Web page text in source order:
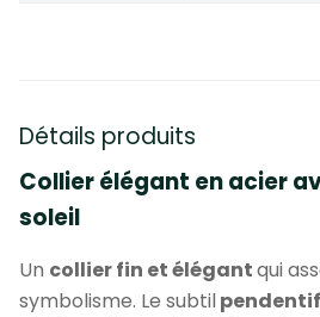
Détails produits
Collier élégant en acier
soleil
Un collier fin et élégantqui
symbolisme. Le subtil